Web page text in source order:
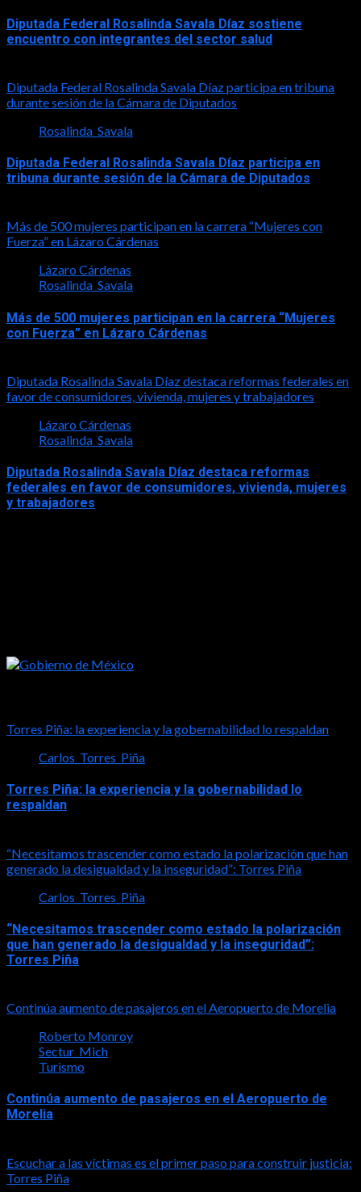
Diputada Federal Rosalinda Savala Díaz sostiene
encuentro con integrantes del sector salud
Diputada Federal Rosalinda Savala Díaz participa en tribuna
durante sesión de la Cámara de Diputados
Rosalinda_Savala
Diputada Federal Rosalinda Savala Díaz participa en
tribuna durante sesión de la Cámara de Diputados
Más de 500 mujeres participan en la carrera “Mujeres con
Fuerza” en Lázaro Cárdenas
Lázaro Cárdenas
Rosalinda_Savala
Más de 500 mujeres participan en la carrera “Mujeres
con Fuerza” en Lázaro Cárdenas
Diputada Rosalinda Savala Díaz destaca reformas federales en
favor de consumidores, vivienda, mujeres y trabajadores
Lázaro Cárdenas
Rosalinda_Savala
Diputada Rosalinda Savala Díaz destaca reformas
federales en favor de consumidores, vivienda, mujeres
y trabajadores
Torres Piña: la experiencia y la gobernabilidad lo respaldan
Carlos_Torres_Piña
Torres Piña: la experiencia y la gobernabilidad lo
respaldan
“Necesitamos trascender como estado la polarización que han
generado la desigualdad y la inseguridad”: Torres Piña
Carlos_Torres_Piña
“Necesitamos trascender como estado la polarización
que han generado la desigualdad y la inseguridad”:
Torres Piña
Continúa aumento de pasajeros en el Aeropuerto de Morelia
Roberto Monroy
Sectur_Mich
Turismo
Continúa aumento de pasajeros en el Aeropuerto de
Morelia
Escuchar a las víctimas es el primer paso para construir justicia:
Torres Piña